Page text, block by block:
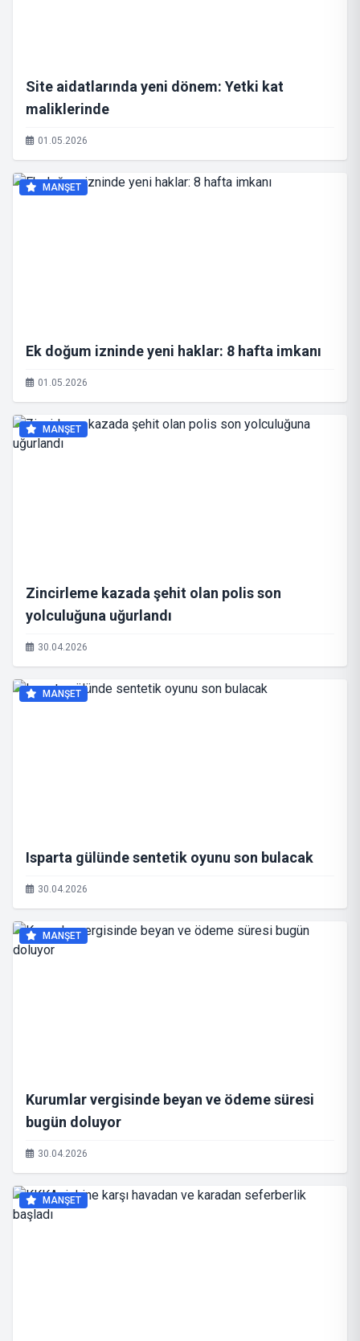
Site aidatlarında yeni dönem: Yetki kat
maliklerinde
01.05.2026
MANŞET
Ek doğum izninde yeni haklar: 8 hafta imkanı
01.05.2026
MANŞET
Zincirleme kazada şehit olan polis son
yolculuğuna uğurlandı
30.04.2026
MANŞET
Isparta gülünde sentetik oyunu son bulacak
30.04.2026
MANŞET
Kurumlar vergisinde beyan ve ödeme süresi
bugün doluyor
30.04.2026
MANŞET